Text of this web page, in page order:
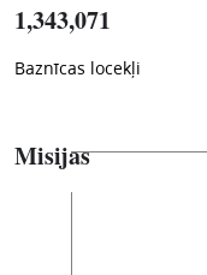
1,343,071
Baznīcas locekļi
Misijas